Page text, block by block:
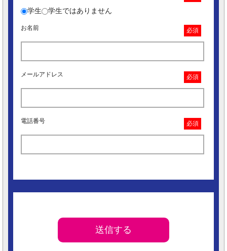
学生 学生ではありません
お名前 必須
メールアドレス 必須
電話番号 必須